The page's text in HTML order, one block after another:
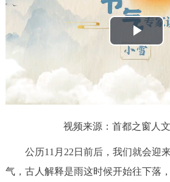
市领导 机构职能
决策公开 专题公开
便民服务 利企服务
播
放
视
频
视频来源：首都之窗人
公历11月22日前后，我们就会迎
气，古人解释是雨这时候开始往下落